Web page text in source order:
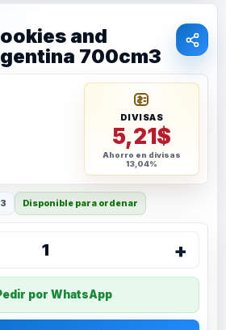
and
700cm3
DIVISAS
5,21$
Ahorro en divisas
13,04%
Disponible para ordenar
1 +
por WhatsApp